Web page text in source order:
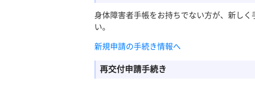
身体障害者手帳をお持ちでない方が、新し
い。
新規申請の手続き情報へ
再交付申請手続き